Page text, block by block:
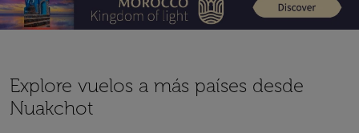
Explore vuelos a más países desde
Nuakchot